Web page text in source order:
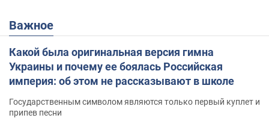
Важное
Какой была оригинальная версия гимна
Украины и почему ее боялась Российская
империя: об этом не рассказывают в школе
Государственным символом являются только первый куплет и
припев песни